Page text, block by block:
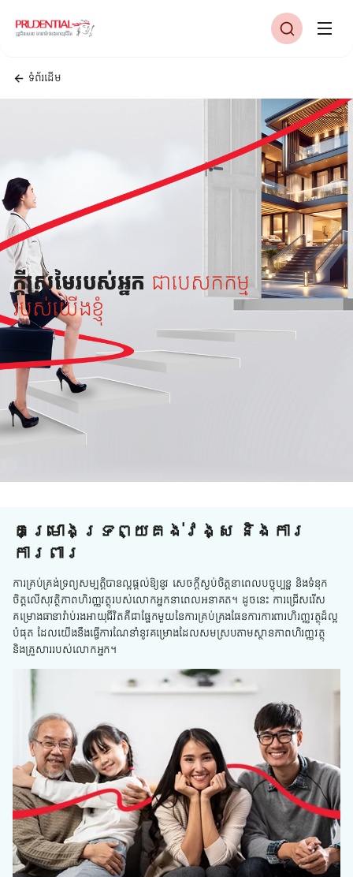
ទំព័រដើម
ក្តីស្រមៃរបស់អ្នក ជាបេសកកម្ម
របស់យើងខ្ញុំ
គម្រោងទ្រព្យគង់វង្ស និងការ
ការពារ
ការគ្រប់គ្រង់ទ្រព្យសម្បត្តិបានល្អផ្តល់ឱ្យនូវ សេចក្តីស្ងប់ចិត្តនាពេលបច្ចុប្បន្ន និងទំនុក
ចិត្តលើសុវត្ថិភាពហិរញ្ញវត្ថុរបស់លោកអ្នកនាពេលអនាគត។ ដូចនេះ ការជ្រើសរើស
គម្រោងធានារ៉ាប់រងអាយុជីវិតគឺជាផ្នែកមួយនៃការគ្រប់គ្រងផែនការការពារហិរញ្ញវត្ថុដ៏ល្អ
បំផុត ដែលយើងនឹងធ្វើការណែនាំនូវគម្រោងដែលសមស្របតាមស្ថានភាពហិរញ្ញវត្ថុ
និងគ្រួសាររបស់លោកអ្នក។